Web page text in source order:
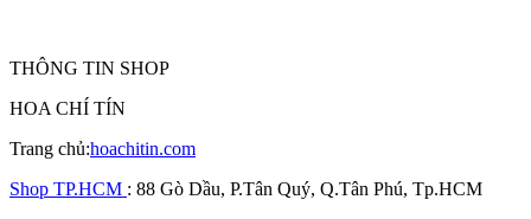
THÔNG TIN SHOP
HOA CHÍ TÍN
Trang chủ:hoachitin.com
Shop TP.HCM : 88 Gò Dầu, P.Tân Quý, Q.Tân Phú, Tp.HCM